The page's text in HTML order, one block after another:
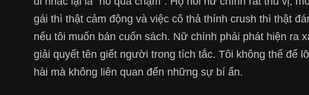
gái thì thật cảm động và việc cô thả thính crush thì thật
nếu tôi muốn bán cuốn sách. Nữ chính phải phát hiện ra
giải quyết tên giết người trong tích tắc. Tôi không thể để
hài mà không liên quan đến những sự bí ẩn.